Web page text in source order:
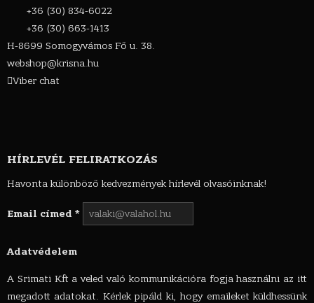
+36 (30) 834-6022
+36 (30) 663-1413
H-8699 Somogyvámos Fő u. 38.
webshop@krisna.hu
Viber chat
HÍRLEVÉL FELIRATKOZÁS
Havonta különböző kedvezmények hírlevél olvasóinknak!
Email címed *
Adatvédelem
A Srimati Kft a veled való kommunikációra fogja használni az itt
megadott adatokat. Kérlek pipáld ki, hogy emaileket küldhessünk